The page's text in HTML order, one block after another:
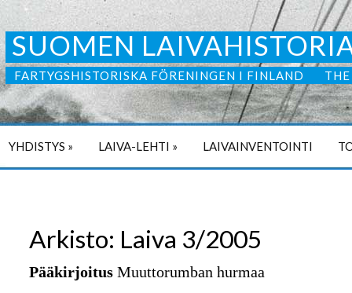
SUOMEN
FARTYGSHISTORISKA FÖRENINGEN I FINLAND
YHDISTYS » LAIVA-LEHTI » LAIVAINVENTOINTI
Arkisto: Laiva 3/2005
Pääkirjoitus Muuttorumban hurmaa